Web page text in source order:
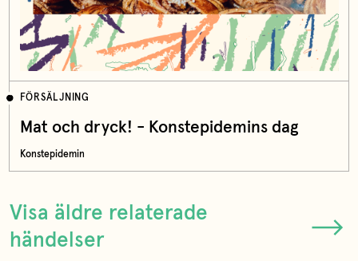
FÖRSÄLJNING
Mat och dryck! - Konstepidemins dag
Konstepidemin
Visa äldre relaterade
händelser